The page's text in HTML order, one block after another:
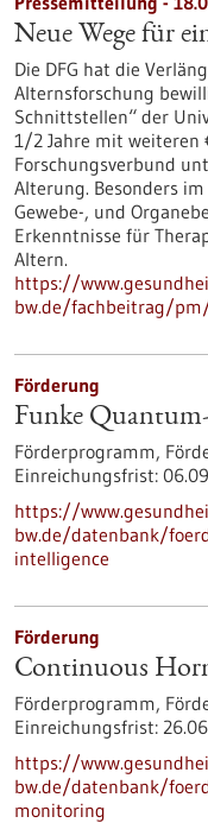
Neue Wege für
Die DFG hat die
Alternsforschung
Schnittstellen“ der
1/2 Jahre mit weiteren
Forschungsverbund
Alterung. Besonders
Gewebe-​, und
Erkenntnisse für
Altern.
https://
bw.de/fachbeitrag/
Förderung
Funke
Förderprogramm,
Einreichungsfrist:
https://
bw.de/datenbank/
intelligence
Förderung
Continuous
Förderprogramm,
Einreichungsfrist:
https://
bw.de/datenbank/
monitoring